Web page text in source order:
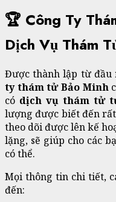
🏆 Công Ty
Dịch Vụ Thám
Được thành lập từ đầu
ty thám tử Bảo Minh
có dịch vụ thám tử
lượng được biết đến
theo dõi được lên kế
lặng, sẽ giúp cho các
có thể.
Mọi thông tin chi tiết,
đến: